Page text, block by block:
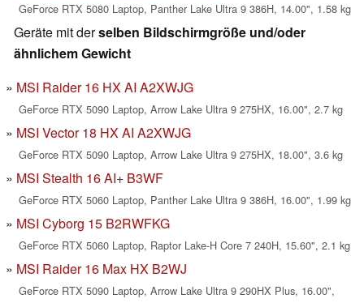
GeForce RTX 5080 Laptop, Panther Lake Ultra 9 386H, 14.00", 1.58 kg
Geräte mit derselben Bildschirmgröße und/oder
ähnlichem Gewicht
MSI Raider 16 HX AI A2XWJG
GeForce RTX 5090 Laptop, Arrow Lake Ultra 9 275HX, 16.00", 2.7 kg
MSI Vector 18 HX AI A2XWJG
GeForce RTX 5090 Laptop, Arrow Lake Ultra 9 275HX, 18.00", 3.6 kg
MSI Stealth 16 AI+ B3WF
GeForce RTX 5060 Laptop, Panther Lake Ultra 9 386H, 16.00", 1.99 kg
MSI Cyborg 15 B2RWFKG
GeForce RTX 5060 Laptop, Raptor Lake-H Core 7 240H, 15.60", 2.1 kg
MSI Raider 16 Max HX B2WJ
GeForce RTX 5090 Laptop, Arrow Lake Ultra 9 290HX Plus, 16.00",